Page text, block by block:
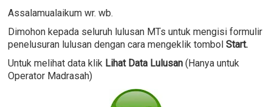
Assalamualaikum wr. wb.
Dimohon kepada seluruh lulusan MTs untuk mengisi formulir
penelusuran lulusan dengan cara mengeklik tombolStart.
Untuk melihat data klik Lihat Data Lulusan(Hanya untuk
Operator Madrasah)